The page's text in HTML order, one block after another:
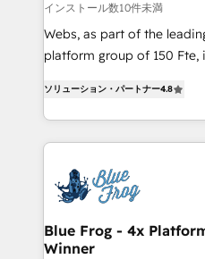
HubSpot pros 📊 Lead
HubSpot Why us? - SIX HubSpot Accreditations -
awarded by HubSpot after
Migration, Custom
Enablement -Onboarded
HubSpot -Top 1% of
get more from your
www.bbdboom.com
インストール数10件未満
Webs, as part of the
platform group of 150 Fte, is the trusted Elite
maximizing EBITDA and
Excellence. With our
strengthen your digital
Implementation partner,
drive your business forward. Since 2015 we are
dedicated to HubSpot
team (50+), we work with
ソリューション・パートナー4.8
Blue Frog - 4x
Winner